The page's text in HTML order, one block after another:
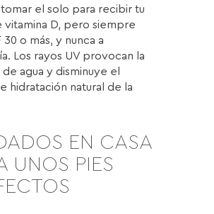
tomar el solo para recibir tu
vitamina D, pero siempre
30 o más, y nunca a
Los rayos UV provocan la
agua y disminuye el
hidratación natural de la
EN CASA
UNOS PIES